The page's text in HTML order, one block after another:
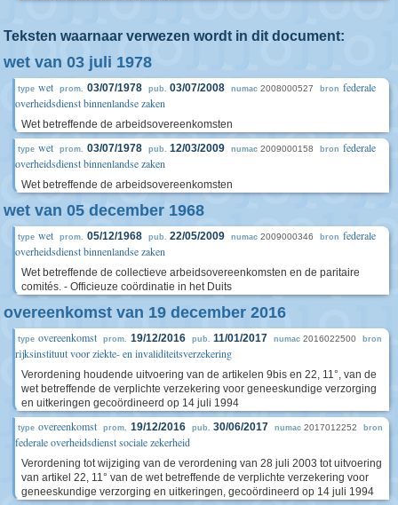
Teksten waarnaar verwezen wordt in dit document:
wet van 03 juli 1978
type wet prom. 03/07/1978 pub. 03/07/2008 numac 2008000527 bron federale
overheidsdienst binnenlandse zaken
Wet betreffende de arbeidsovereenkomsten
type wet prom. 03/07/1978 pub. 12/03/2009 numac 2009000158 bron federale
overheidsdienst binnenlandse zaken
Wet betreffende de arbeidsovereenkomsten
wet van 05 december 1968
type wet prom. 05/12/1968 pub. 22/05/2009 numac 2009000346 bron federale
overheidsdienst binnenlandse zaken
Wet betreffende de collectieve arbeidsovereenkomsten en de paritaire
comités. - Officieuze coördinatie in het Duits
overeenkomst van 19 december 2016
type overeenkomst prom. 19/12/2016 pub. 11/01/2017 numac 2016022500 bron
rijksinstituut voor ziekte- en invaliditeitsverzekering
Verordening houdende uitvoering van de artikelen 9bis en 22, 11°, van de
wet betreffende de verplichte verzekering voor geneeskundige verzorging
en uitkeringen gecoördineerd op 14 juli 1994
type overeenkomst prom. 19/12/2016 pub. 30/06/2017 numac 2017012252 bron
federale overheidsdienst sociale zekerheid
Verordening tot wijziging van de verordening van 28 juli 2003 tot uitvoering
van artikel 22, 11° van de wet betreffende de verplichte verzekering voor
geneeskundige verzorging en uitkeringen, gecoördineerd op 14 juli 1994